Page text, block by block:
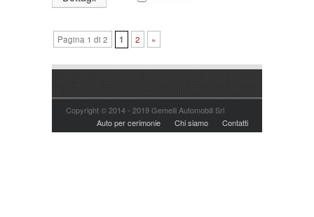
Pagina 1 di 2 1 2 »
Copyright © 2014 - 2019 Gemelli Automobili Srl
Auto per cerimonie
Chi siamo Contatti